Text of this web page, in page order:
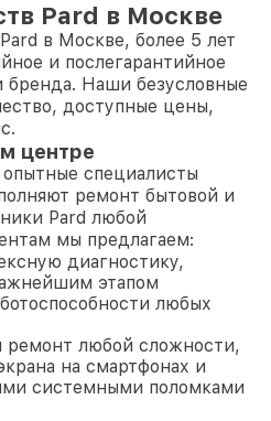
Pard в Москве
в Москве, более 5 лет
и послегарантийное
бренда. Наши безусловные
доступные цены,
центре
специалисты
ремонт бытовой и
Pard любой
мы предлагаем:
диагностику,
этапом
любых
ремонт любой сложности,
на смартфонах и
системными поломками